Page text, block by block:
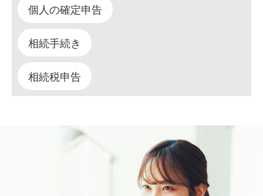
個人の確定申告
相続手続き
相続税申告